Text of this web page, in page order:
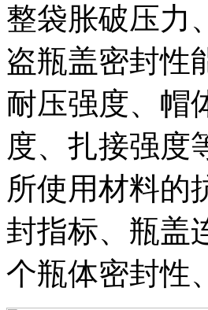
整袋胀破压力
盗瓶盖密封性
耐压强度、帽
度、扎接强度
所使用材料的
封指标、瓶盖
个瓶体密封性